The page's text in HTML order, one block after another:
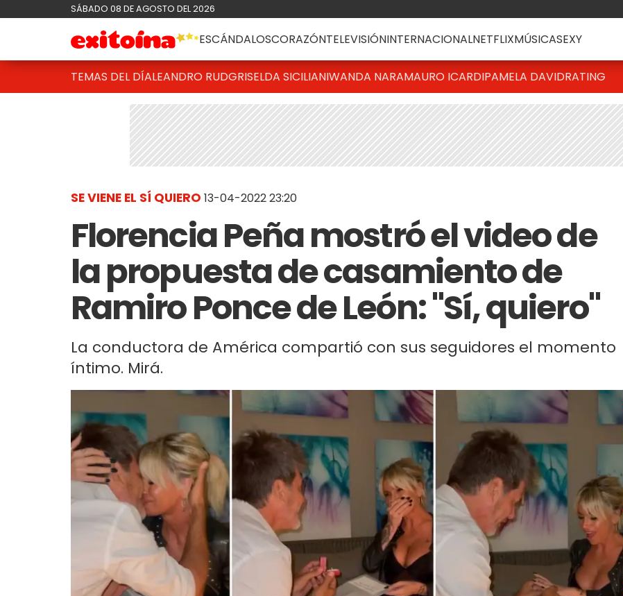
SÁBADO 08 DE AGOSTO DEL 2026
ESCÁNDALOSCORAZÓNTELEVISIÓNINTERNACIONALNETFLIXMÚSICASEXY
TEMAS DEL DÍALEANDRO RUDGRISELDA SICILIANIWANDA NARAMAURO ICARDIPAMELA DAVIDRATING
SE VIENE EL SÍ QUIERO 13-04-2022 23:20
Florencia Peña mostró el video de
la propuesta de casamiento de
Ramiro Ponce de León: "Sí, quiero"
La conductora de América compartió con sus seguidores el momento
íntimo. Mirá.